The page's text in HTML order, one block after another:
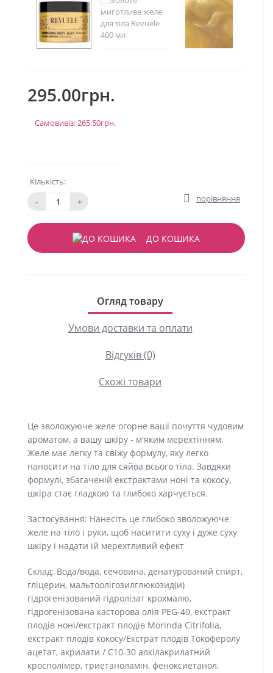
295.00грн.
Самовивіз: 265.50грн.
Кількість:
-
+ порівняння
ДО КОШИКА
Огляд товару
Умови доставки та оплати
Відгуків (0)
Схожі товари
Це зволожуюче желе огорне ваші почуття чудовим
ароматом, а вашу шкіру - м'яким мерехтінням.
Желе має легку та свіжу формулу, яку легко
наносити на тіло для сяйва всього тіла. Завдяки
формулі, збагаченій екстрактами ноні та кокосу,
шкіра стає гладкою та глибоко харчується.
Застосування: Нанесіть це глибоко зволожуюче
желе на тіло і руки, щоб наситити суху і дуже суху
шкіру і надати їй мерехтливий ефект
Склад: Вода/вода, сечовина, денатурований спирт,
гліцерин, мальтоолігозилглюкозид(и)
гідрогенізований гідролізат крохмалю,
гідрогенізована касторова олія PEG-40, екстракт
плодів ноні/екстракт плодів Morinda Citrifolia,
екстракт плодів кокосу/Екстрат плодів Токоферолу
ацетат, акрилати / C10-30 алкілакрилатний
кросполімер, триетаноламін, феноксиетанол,